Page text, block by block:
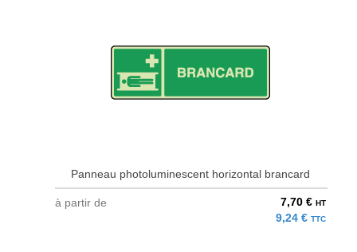
Panneau photoluminescent horizontal brancard
à partir de 7,70 € HT
9,24 € TTC